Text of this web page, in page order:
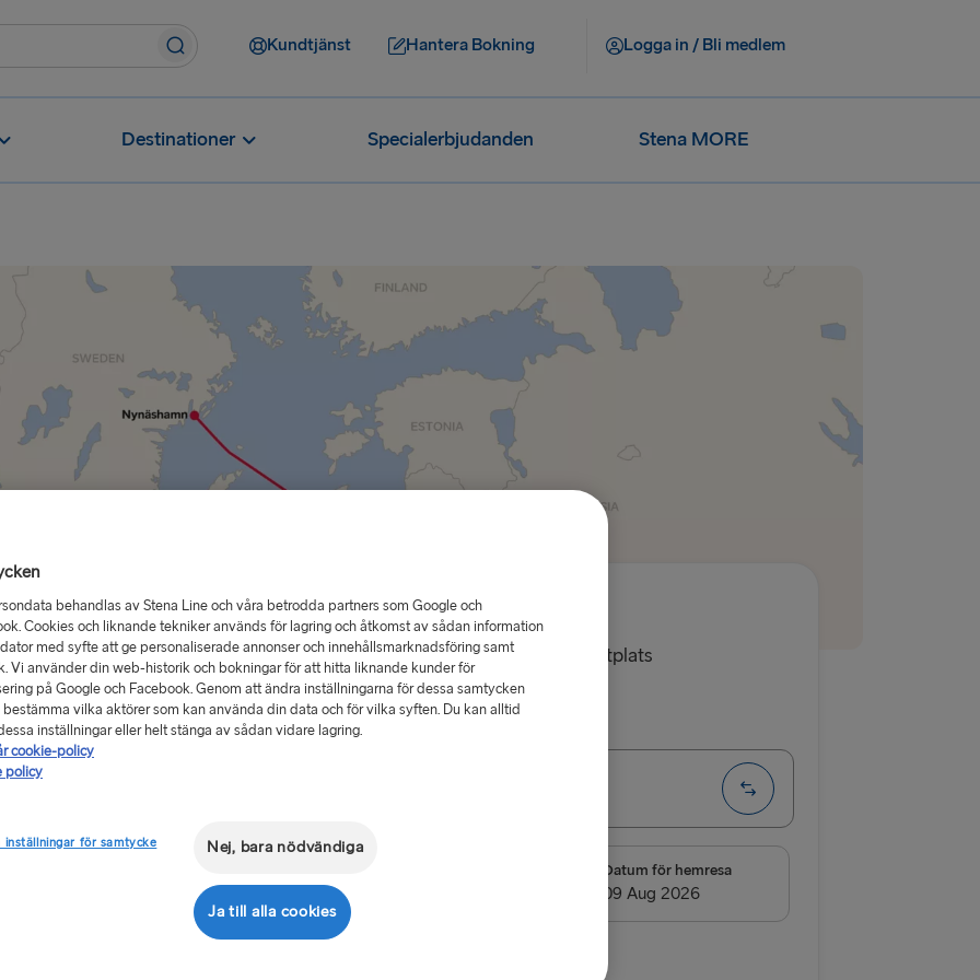
Kundtjänst Hantera Bokning Logga in / Bli medlem
Destinationer Specialerbjudanden Stena MORE
Koppla av i
upp till fyra
Från 1003 kr
enkel resa, bil, förare och sittplats
Returresa
Datum för hemresa
behandlas av Stena Line och våra betrodda partners som Google och
Cookies och liknande tekniker används för lagring och åtkomst av sådan information
med syfte att ge personaliserade annonser och innehållsmarknadsföring samt
Vi använder din web-historik och bokningar för att hitta liknande kunder för
på Google och Facebook. Genom att ändra inställningarna för dessa samtycken
bestämma vilka aktörer som kan använda din data och för vilka syften. Du kan alltid
inställningar eller helt stänga av sådan vidare lagring.
cookie-policy
policy
inställningar för samtycke Nej, bara nödvändiga
Ja till alla cookies